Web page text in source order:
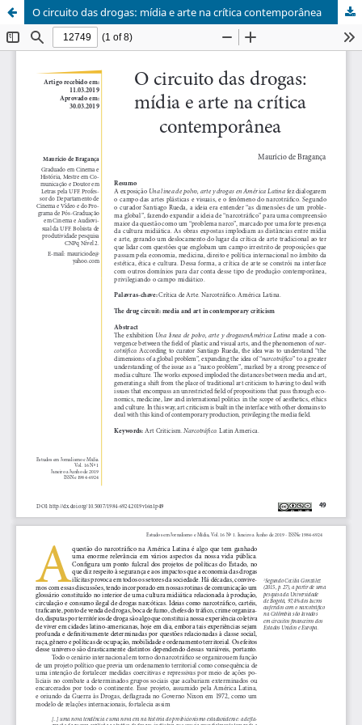
O circuito das drogas: mídia e arte na crítica contemporânea